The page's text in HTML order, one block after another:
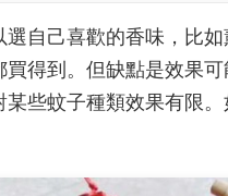
自己喜歡的香味，比
得到。但缺點是效果
些蚊子種類效果有限